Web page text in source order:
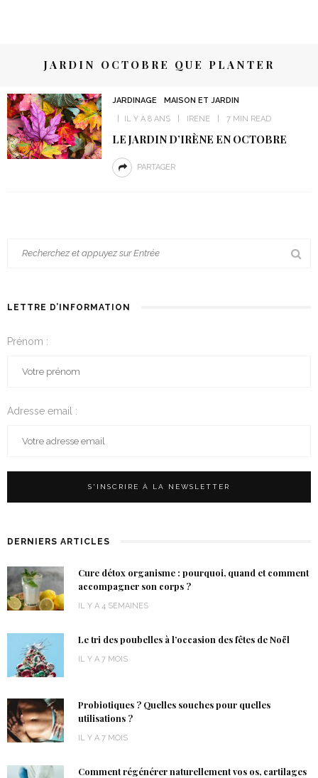
JARDIN OCTOBRE QUE PLANTER
JARDINAGE
MAISON ET JARDIN
IL Y A 8 ANS
IRENE 7 MIN READ
LE JARDIN D’IRÈNE EN OCTOBRE
PARTAGER
LETTRE D’INFORMATION
Prénom :
Adresse email :
DERNIERS ARTICLES
Cure détox organisme : pourquoi, quand et comment
accompagner son corps ?
IL Y A 4 SEMAINES
Le tri des poubelles à l’occasion des fêtes de Noël
IL Y A 7 MOIS
Probiotiques ? Quelles souches pour quelles
utilisations ?
IL Y A 7 MOIS
Comment régénérer naturellement vos os, cartilages